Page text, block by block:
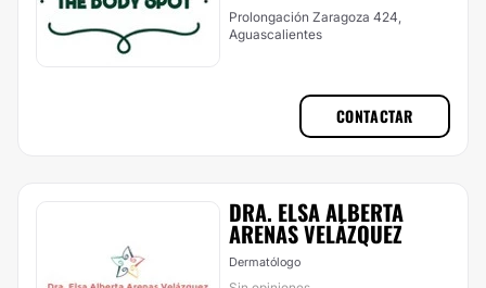
Prolongación Zaragoza 424,
Aguascalientes
CONTACTAR
DRA. ELSA ALBERTA
ARENAS VELÁZQUEZ
Dermatólogo